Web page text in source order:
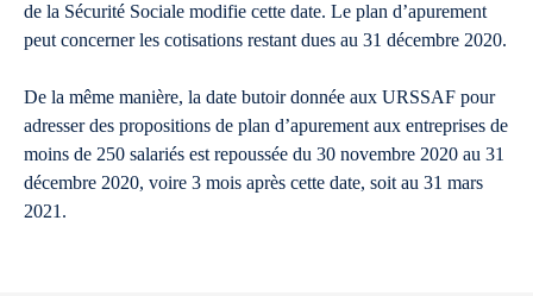
de la Sécurité Sociale modifie cette date. Le plan d’apurement
peut concerner les cotisations restant dues au 31 décembre 2020.
De la même manière, la date butoir donnée aux URSSAF pour
adresser des propositions de plan d’apurement aux entreprises de
moins de 250 salariés est repoussée du 30 novembre 2020 au 31
décembre 2020, voire 3 mois après cette date, soit au 31 mars
2021.